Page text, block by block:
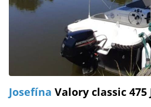
Josefína Valory classic 475